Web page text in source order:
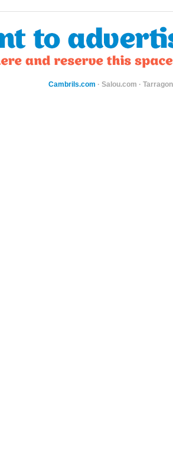
Cambrils.com · Salou.com ·